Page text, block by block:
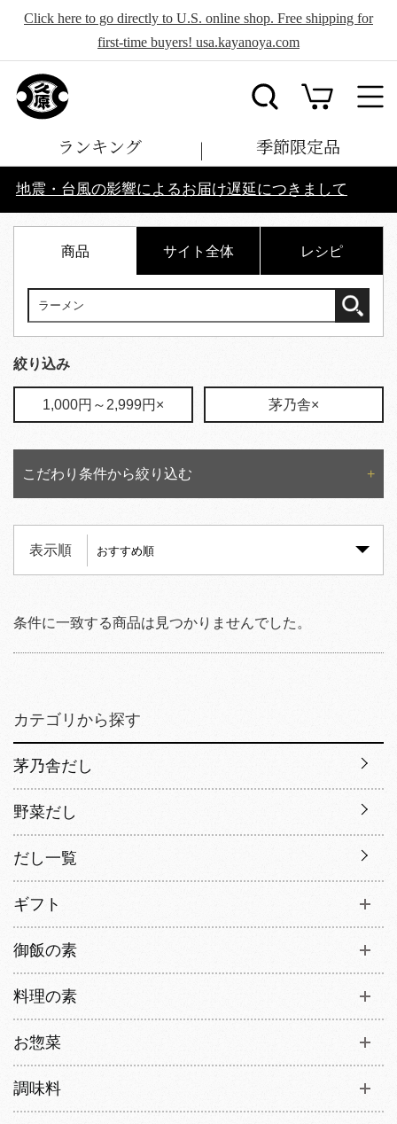
Click here to go directly to U.S. online shop. Free shipping for
first-time buyers! usa.kayanoya.com
ランキング 季節限定品
地震・台風の影響によるお届け遅延につきまして
商品 サイト全体 レシピ
絞り込み
1,000円～2,999円× 茅乃舎×
こだわり条件から絞り込む
表示順
条件に一致する商品は見つかりませんでした。
カテゴリから探す
茅乃舎だし
野菜だし
だし一覧
ギフト
御飯の素
料理の素
お惣菜
調味料